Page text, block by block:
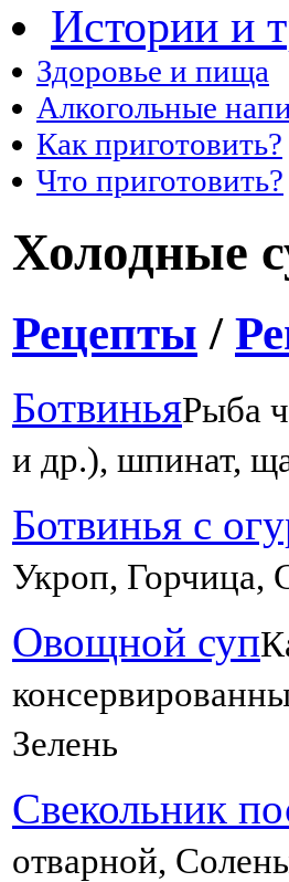
Истории и
Здоровье и пища
Алкогольные
Как приготовить?
Что приготовить?
Холодные
Рецепты /
БотвиньяРыба
и др.), шпинат,
Ботвинья с
Укроп, Горчица,
Овощной суп
Зелень
Свекольник
отварной,